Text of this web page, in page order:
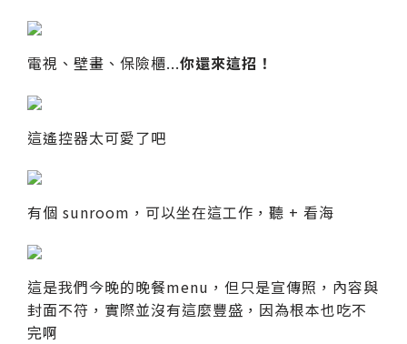
電視、壁畫、保險櫃...你還來這招！
這遙控器太可愛了吧
有個 sunroom，可以坐在這工作，聽 + 看海
這是我們今晚的晚餐menu，但只是宣傳照，內容與
封面不符，實際並沒有這麼豐盛，因為根本也吃不
完啊